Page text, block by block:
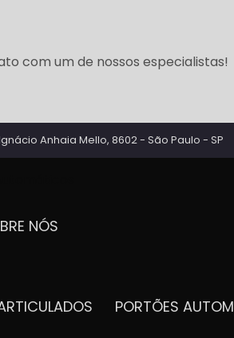
com um de nossos especialistas!
Anhaia Mello, 8602 - São Paulo - SP
NÓS
PORTÕES